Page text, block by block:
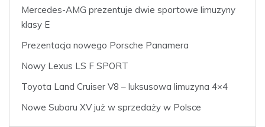
Mercedes-AMG prezentuje dwie sportowe limuzyny
klasy E
Prezentacja nowego Porsche Panamera
Nowy Lexus LS F SPORT
Toyota Land Cruiser V8 – luksusowa limuzyna 4×4
Nowe Subaru XV już w sprzedaży w Polsce